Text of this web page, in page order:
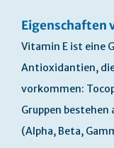
Eigenschaften
Vitamin E ist eine
Antioxidantien,
vorkommen:
Gruppen bestehen
(Alpha, Beta,